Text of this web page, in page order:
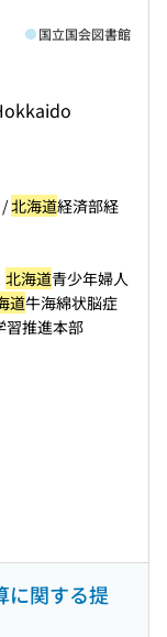
国立国会図書館
/北海道経済部経
北海道青少年婦人
道牛海綿状脳症
習推進本部
に関する提